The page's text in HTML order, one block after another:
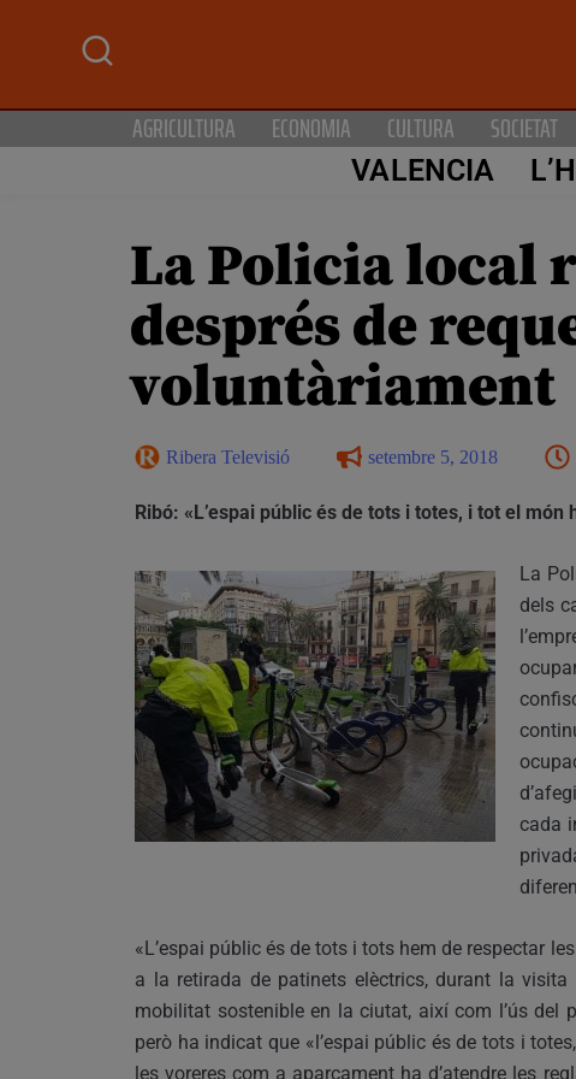
AGRICULTURA ECONOMIA CULTURA SOCIETAT
VALENCIA
La Policia local
després de
voluntàriament
Ribera Televisió setembre 5, 2018
Ribó: «L’espai públic és de tots i totes, i tot el
La
dels
cada
«L’espai públic és de tots i tots hem de respectar
a la retirada de patinets elèctrics, durant la visita
mobilitat sostenible en la ciutat, així com l’ús del
però ha indicat que «l’espai públic és de tots i
les voreres com a aparcament ha d’atendre les